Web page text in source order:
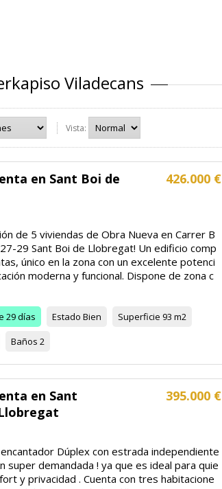
Viladecans
Vista:
426.000 €
en Sant Boi de
de 5 viviendas de Obra Nueva en Carrer B
29 Sant Boi de Llobregat! Un edificio comp
único en la zona con un excelente potenci
moderna y funcional. Dispone de zona c
29 días Estado Bien Superficie 93 m2
Baños 2
395.000 €
en Sant
Dúplex con estrada independiente
super demandada ! ya que es ideal para quie
y privacidad . Cuenta con tres habitacione